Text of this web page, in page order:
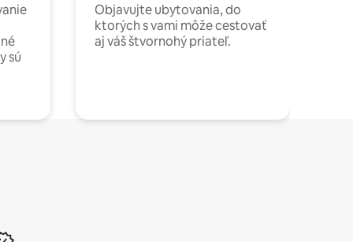
sú
Objavujte ubytovania, do
ktorých s vami môže cestovať
aj váš štvornohý priateľ.